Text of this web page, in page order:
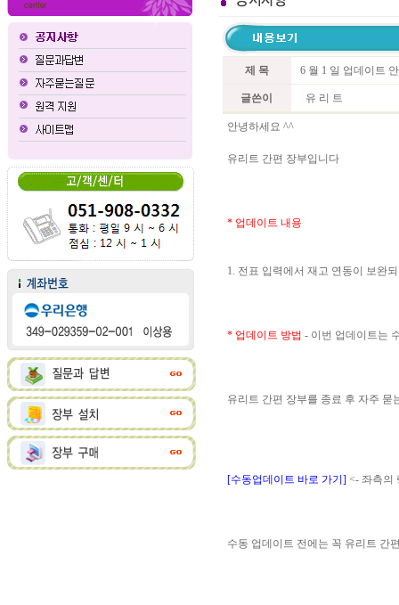
제 목 6 월 1 일 업데이트
글쓴이 유 리 트
안녕하세요 ^^
유리트 간편 장부입니다
* 업데이트 내용
1. 전표 입력에서 재고 연동이 보완
* 업데이트 방법 - 이번 업데이트는
유리트 간편 장부를 종료 후 자주
[수동업데이트 바로 가기] <- 좌측의
수동 업데이트 전에는 꼭 유리트 간